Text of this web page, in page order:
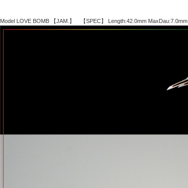
Model LOVE BOMB 【JAM.】 【SPEC】 Length:42.0mm MaxDau:7.0mm